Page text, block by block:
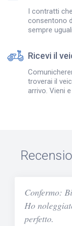
I contratti
consentono
sempre
Ricevi il
troverai il
arrivo. Vieni
Confermo:
Ho
perfetto.